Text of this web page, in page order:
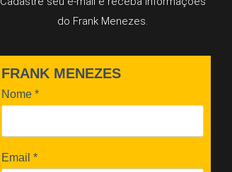
do Frank Menezes.
FRANK MENEZES
Nome *
Email *